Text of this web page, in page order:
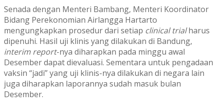
Senada dengan Menteri Bambang, Menteri Koordinator
Bidang Perekonomian Airlangga Hartarto
mengungkapkan prosedur dari setiap clinical trialharus
dipenuhi. Hasil uji klinis yang dilakukan di Bandung,
interim report-nya diharapkan pada minggu awal
Desember dapat dievaluasi. Sementara untuk pengadaan
vaksin “jadi” yang uji klinis-nya dilakukan di negara lain
juga diharapkan laporannya sudah masuk bulan
Desember.